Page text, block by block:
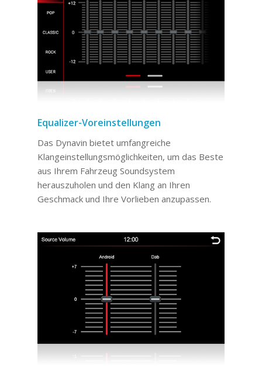
Equalizer-Voreinstellungen
Das Dynavin bietet umfangreiche
Klangeinstellungsmöglichkeiten, um das Beste
aus Ihrem Fahrzeug Soundsystem
herauszuholen und den Klang an Ihren
Geschmack und Ihre Vorlieben anzupassen.